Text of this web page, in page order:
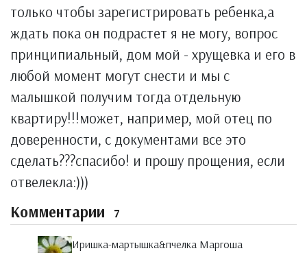
только чтобы зарегистрировать ребенка,а
ждать пока он подрастет я не могу, вопрос
принципиальный, дом мой - хрущевка и его в
любой момент могут снести и мы с
малышкой получим тогда отдельную
квартиру!!!может, например, мой отец по
доверенности, с документами все это
сделать???спасибо! и прошу прощения, если
отвелекла:)))
Комментарии 7
Иришка-мартышка&пчелка Маргоша